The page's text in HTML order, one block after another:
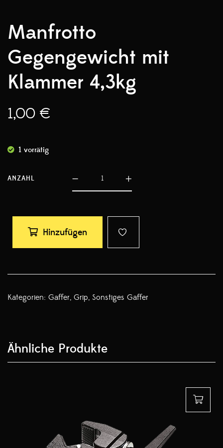
Manfrotto
Gegengewicht mit
Klammer 4,3kg
1,00 €
1 vorrätig
ANZAHL
Hinzufügen
Kategorien: Gaffer, Grip, Sonstiges Gaffer
Ähnliche Produkte